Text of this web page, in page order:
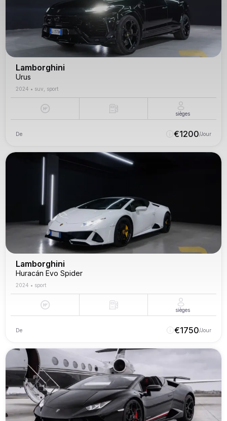
Lamborghini
Urus
2024 • suv, sport
sièges
De €1200/Jour
Lamborghini
Huracán Evo Spider
2024 • sport
sièges
De €1750/Jour